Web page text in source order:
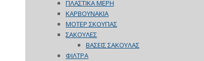
ΠΛΑΣΤΙΚΑ ΜΕΡΗ
ΚΑΡΒΟΥΝΑΚΙΑ
ΜΟΤΕΡ ΣΚΟΥΠΑΣ
ΣΑΚΟΥΛΕΣ
ΒΑΣΕΙΣ ΣΑΚΟΥΛΑΣ
ΦΙΛΤΡΑ